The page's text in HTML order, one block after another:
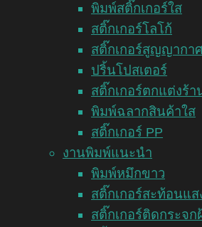
พิมพ์สติ๊กเกอร์ใส
สติ๊กเกอร์โลโก้
สติ๊กเกอร์สูญญากา
ปริ้นโปสเตอร์
สติ๊กเกอร์ตกแต่งร้า
พิมพ์ฉลากสินค้าใส
สติ๊กเกอร์ PP
งานพิมพ์แนะนำ
พิมพ์หมึกขาว
สติ๊กเกอร์สะท้อนแส
สติ๊กเกอร์ติดกระจก